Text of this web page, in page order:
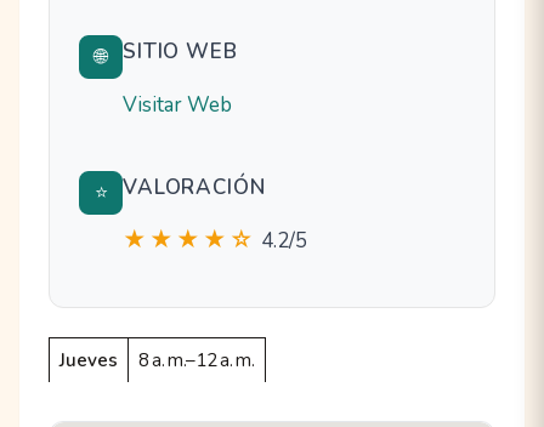
🌐
SITIO WEB
Visitar Web
⭐ VALORACIÓN
★★★★☆ 4.2/5
Jueves 8 a. m.–12 a. m.